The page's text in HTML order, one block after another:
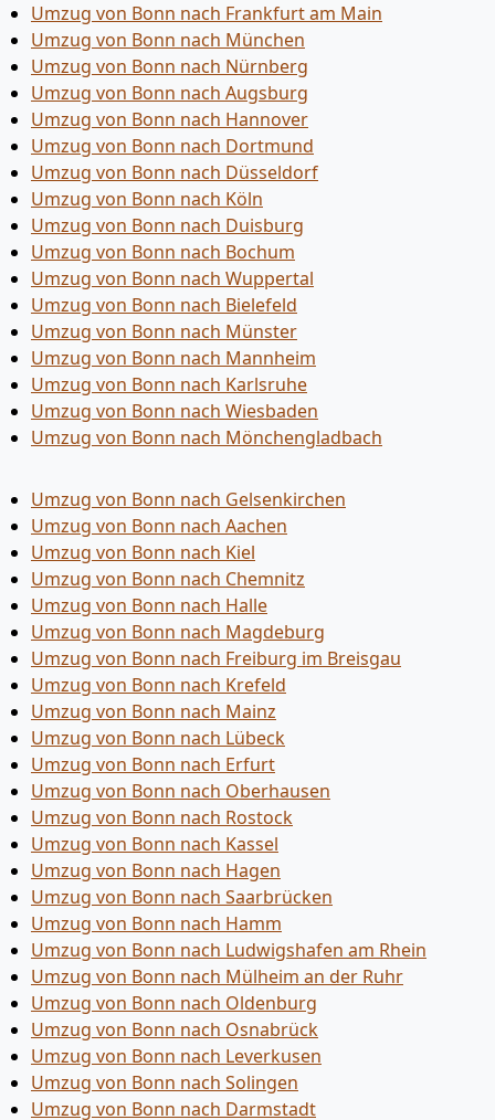
Umzug von Bonn nach Frankfurt am Main
Umzug von Bonn nach München
Umzug von Bonn nach Nürnberg
Umzug von Bonn nach Augsburg
Umzug von Bonn nach Hannover
Umzug von Bonn nach Dortmund
Umzug von Bonn nach Düsseldorf
Umzug von Bonn nach Köln
Umzug von Bonn nach Duisburg
Umzug von Bonn nach Bochum
Umzug von Bonn nach Wuppertal
Umzug von Bonn nach Bielefeld
Umzug von Bonn nach Münster
Umzug von Bonn nach Mannheim
Umzug von Bonn nach Karlsruhe
Umzug von Bonn nach Wiesbaden
Umzug von Bonn nach Mönchen­gladbach
Umzug von Bonn nach Gelsenkirchen
Umzug von Bonn nach Aachen
Umzug von Bonn nach Kiel
Umzug von Bonn nach Chemnitz
Umzug von Bonn nach Halle
Umzug von Bonn nach Magdeburg
Umzug von Bonn nach Freiburg im Breisgau
Umzug von Bonn nach Krefeld
Umzug von Bonn nach Mainz
Umzug von Bonn nach Lübeck
Umzug von Bonn nach Erfurt
Umzug von Bonn nach Oberhausen
Umzug von Bonn nach Rostock
Umzug von Bonn nach Kassel
Umzug von Bonn nach Hagen
Umzug von Bonn nach Saarbrücken
Umzug von Bonn nach Hamm
Umzug von Bonn nach Ludwigshafen am Rhein
Umzug von Bonn nach Mülheim an der Ruhr
Umzug von Bonn nach Oldenburg
Umzug von Bonn nach Osnabrück
Umzug von Bonn nach Leverkusen
Umzug von Bonn nach Solingen
Umzug von Bonn nach Darmstadt